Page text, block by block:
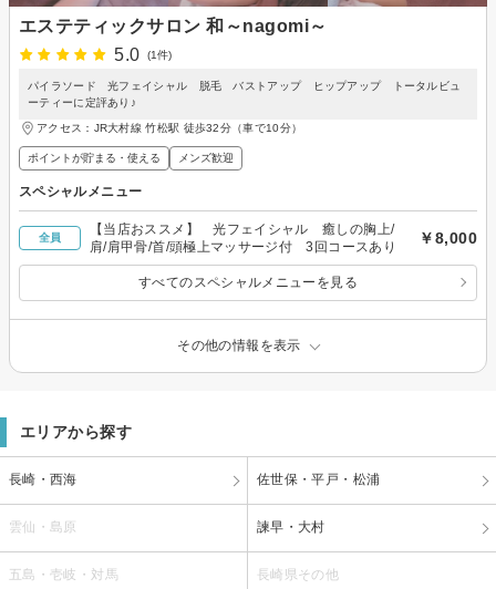
エステティックサロン 和～nagomi～
5.0
(1件)
パイラソード 光フェイシャル 脱毛 バストアップ ヒップアップ トータルビュ
ーティーに定評あり♪
アクセス：JR大村線 竹松駅 徒歩32分（車で10分）
ポイントが貯まる・使える メンズ歓迎
スペシャルメニュー
全員
【当店おススメ】 光フェイシャル 癒しの胸上/
肩/肩甲骨/首/頭極上マッサージ付 3回コースあり
￥8,000
すべてのスペシャルメニューを見る
その他の情報を表示
エリアから探す
長崎・西海 佐世保・平戸・松浦
雲仙・島原 諫早・大村
五島・壱岐・対馬 長崎県その他